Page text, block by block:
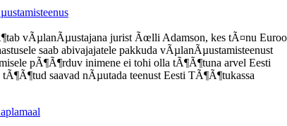
vÃµlanÃµustajana jurist Ãœlli Adamson, kes tÃ¤nu
saab abivajajatele pakkuda vÃµlanÃµustamisteenust
pÃ¶Ã¶rduv inimene ei tohi olla tÃ¶Ã¶tuna arvel Eesti
saavad nÃµutada teenust Eesti TÃ¶Ã¶tukassa